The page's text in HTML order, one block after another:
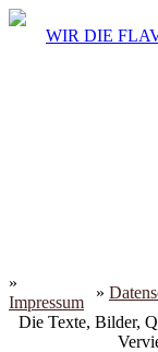
WIR DIE
»
Impressum
»
Die Texte, Bilder,